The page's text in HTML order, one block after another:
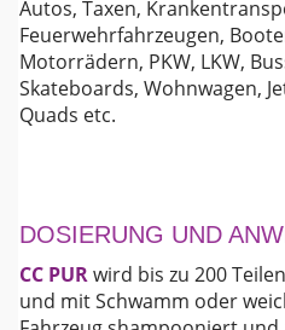
Autos, Taxen,
Feuerwehrfahrzeugen,
Motorrädern, PKW, LKW,
Skateboards, Wohnwagen,
Quads etc.
DOSIERUNG UND
CC PURwird bis zu 200
und mit Schwamm oder